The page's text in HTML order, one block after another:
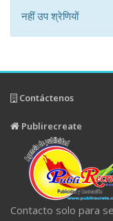
नहीं उप श्रेणियों
Contáctenos
Publirecreate
Contacto solo para